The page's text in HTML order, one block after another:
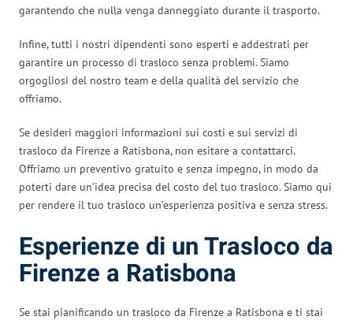
garantendo che nulla venga danneggiato durante il trasporto.
Infine, tutti i nostri dipendenti sono esperti e addestrati per
garantire un processo di trasloco senza problemi. Siamo
orgogliosi del nostro team e della qualità del servizio che
offriamo.
Se desideri maggiori informazioni sui costi e sui servizi di
trasloco da Firenze a Ratisbona, non esitare a contattarci.
Offriamo un preventivo gratuito e senza impegno, in modo da
poterti dare un’idea precisa del costo del tuo trasloco. Siamo qui
per rendere il tuo trasloco un’esperienza positiva e senza stress.
Esperienze di un Trasloco da
Firenze a Ratisbona
Se stai pianificando un trasloco da Firenze a Ratisbona e ti stai